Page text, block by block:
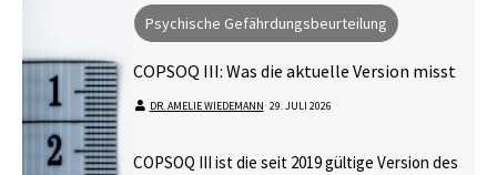
Psychische Gefährdungsbeurteilung
COPSOQ III: Was die aktuelle Version misst
DR. AMELIE WIEDEMANN⋅ 29. JULI 2026
COPSOQ III ist die seit 2019 gültige Version des